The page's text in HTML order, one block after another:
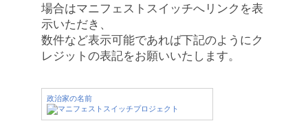
場合はマニフェストスイッチへリンクを表
示いただき、
数件など表示可能であれば下記のようにク
レジットの表記をお願いいたします。
政治家の名前